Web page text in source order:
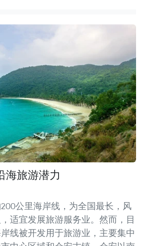
海旅游潜力
公里海岸线，为全国最长，风
适宜发展旅游服务业。然而，目
线被开发用于旅游业，主要集中